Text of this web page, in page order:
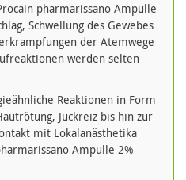
pharmarissano Ampulle
Schwellung des Gewebes
der Atemwege
werden selten
Reaktionen in Form
Juckreiz bis hin zur
mit Lokalanästhetika
Ampulle 2%